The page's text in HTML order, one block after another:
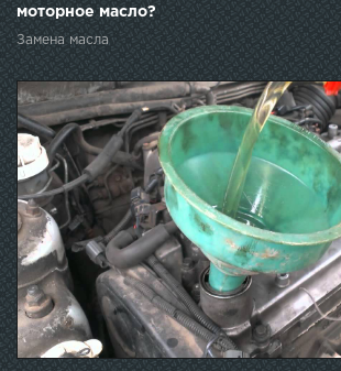
моторное масло?
Замена масла